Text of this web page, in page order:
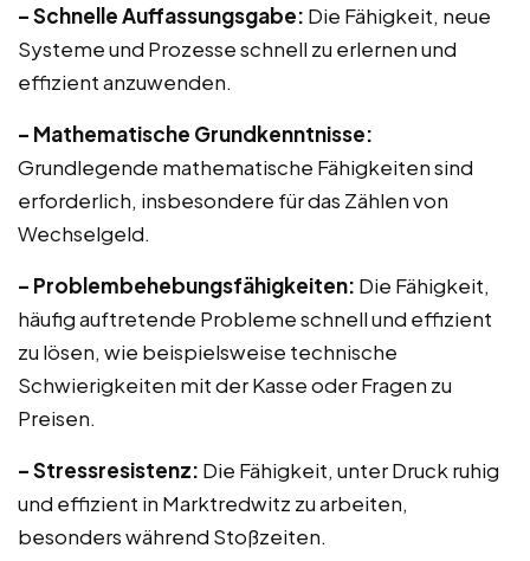
– Schnelle Auffassungsgabe: Die Fähigkeit, neue
Systeme und Prozesse schnell zu erlernen und
effizient anzuwenden.
– Mathematische Grundkenntnisse:
Grundlegende mathematische Fähigkeiten sind
erforderlich, insbesondere für das Zählen von
Wechselgeld.
– Problembehebungsfähigkeiten: Die Fähigkeit,
häufig auftretende Probleme schnell und effizient
zu lösen, wie beispielsweise technische
Schwierigkeiten mit der Kasse oder Fragen zu
Preisen.
– Stressresistenz: Die Fähigkeit, unter Druck ruhig
und effizient in Marktredwitz zu arbeiten,
besonders während Stoßzeiten.